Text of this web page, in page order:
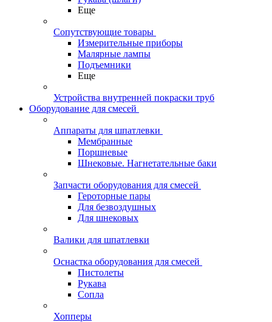
Еще
Сопутствующие товары
Измерительные приборы
Малярные лампы
Подъемники
Еще
Устройства внутренней покраски труб
Оборудование для смесей
Аппараты для шпатлевки
Мембранные
Поршневые
Шнековые. Нагнетательные баки
Запчасти оборудования для смесей
Героторные пары
Для безвоздушных
Для шнековых
Валики для шпатлевки
Оснастка оборудования для смесей
Пистолеты
Рукава
Сопла
Хопперы